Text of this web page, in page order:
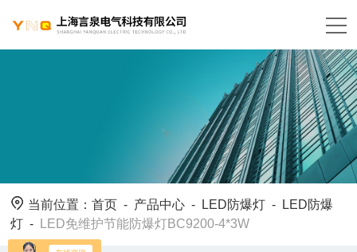
当前位置：首页 - 产品中心 - LED防爆灯 -
LED防爆
灯 - LED免维护节能防爆灯BC9200-4*3W